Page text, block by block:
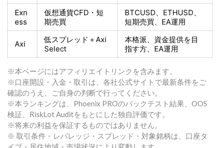
Exn
ess
仮想通貨CFD・短
期売買
BTCUSD、ETHUSD、
短期売買、EA運用
Axi 低スプレッド＋Axi
Select
本格派、資金提供を目
指す方、EA運用
※本ページにはアフィリエイトリンクを含みます。
※口座開設・入金・取引は、各社公式サイトで最新条件をご
確認のうえ、ご自身の判断で行ってください。
※本ランキングは、Phoenix PROのバックテスト結果、OOS
検証、RiskLot Auditをもとにした独自評価です。
※将来の利益を保証するものではありません。
※ 取引条件・レバレッジ・スプレッド・対象銘柄は、口座タ